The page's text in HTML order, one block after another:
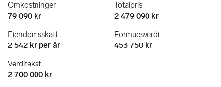
Omkostninger
79 090 kr
Totalpris
2 479 090 kr
Eiendomsskatt
2 542 kr per år
Formuesverdi
453 750 kr
Verditakst
2 700 000 kr